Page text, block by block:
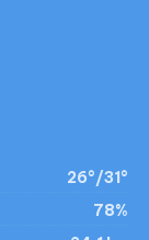
26°/31°
78%